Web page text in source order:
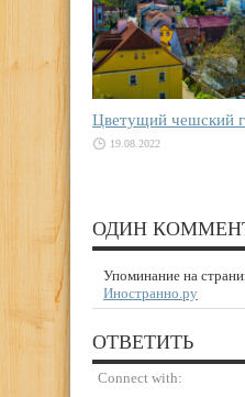
Цветущий чешский
19.08.2022
ОДИН
Упоминание на
Иностранно.ру
ОТВЕТИТЬ
Connect with: